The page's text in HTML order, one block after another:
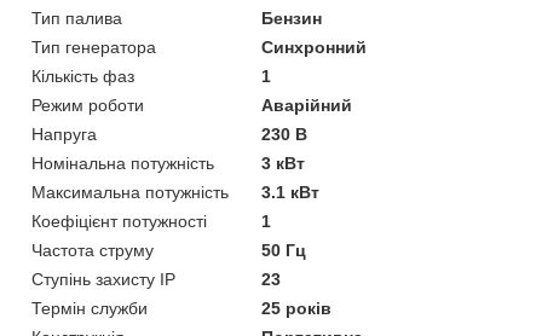
Тип палива
Бензин
Тип генератора
Синхронний
Кількість фаз
1
Режим роботи
Аварійний
Напруга
230 В
Номінальна потужність
3 кВт
Максимальна потужність
3.1 кВт
Коефіцієнт потужності
1
Частота струму
50 Гц
Ступінь захисту IP
23
Термін служби
25 років